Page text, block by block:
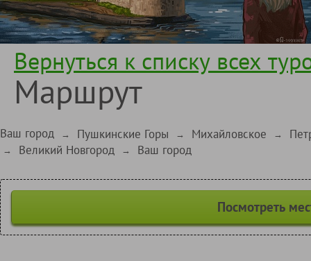
Вернуться к списку всех
Маршрут
Ваш город → Пушкинские Горы → Михайловское →
→ Великий Новгород → Ваш город
Посмотреть